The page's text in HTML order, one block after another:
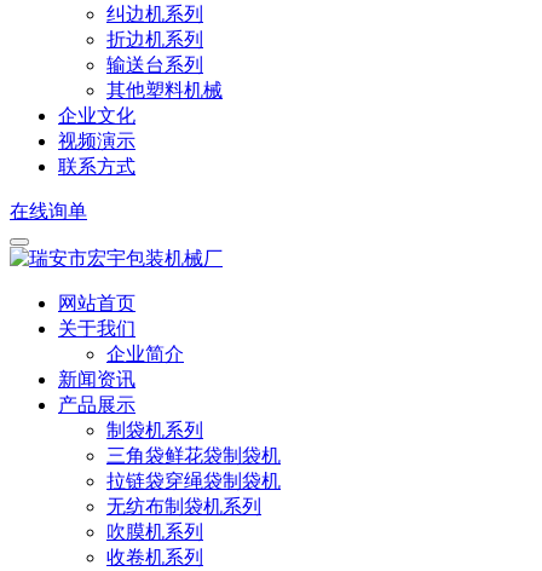
纠边机系列
折边机系列
输送台系列
其他塑料机械
企业文化
视频演示
联系方式
在线询单
网站首页
关于我们
企业简介
新闻资讯
产品展示
制袋机系列
三角袋鲜花袋制袋机
拉链袋穿绳袋制袋机
无纺布制袋机系列
吹膜机系列
收卷机系列